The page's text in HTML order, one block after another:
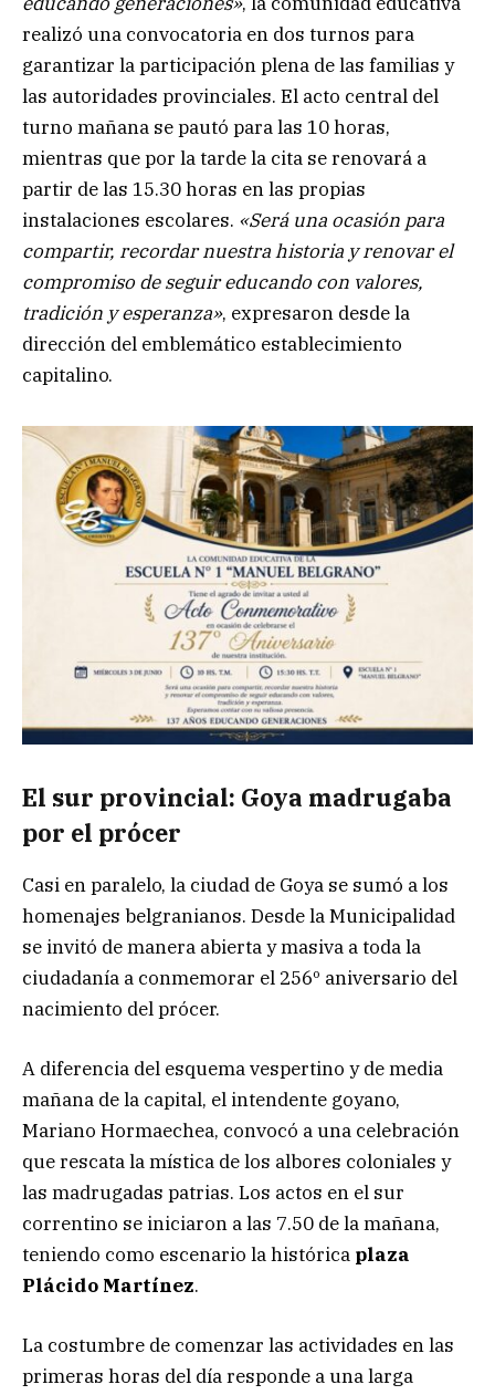
realizó una convocatoria en dos turnos para
garantizar la participación plena de las familias y
las autoridades provinciales. El acto central del
turno mañana se pautó para las 10 horas,
mientras que por la tarde la cita se renovará a
partir de las 15.30 horas en las propias
instalaciones escolares. «Será una ocasión para
compartir, recordar nuestra historia y renovar el
compromiso de seguir educando con valores,
tradición y esperanza», expresaron desde la
dirección del emblemático establecimiento
capitalino.
El sur provincial: Goya madrugaba
por el prócer
Casi en paralelo, la ciudad de Goya se sumó a los
homenajes belgranianos. Desde la Municipalidad
se invitó de manera abierta y masiva a toda la
ciudadanía a conmemorar el 256º aniversario del
nacimiento del prócer.
A diferencia del esquema vespertino y de media
mañana de la capital, el intendente goyano,
Mariano Hormaechea, convocó a una celebración
que rescata la mística de los albores coloniales y
las madrugadas patrias. Los actos en el sur
correntino se iniciaron a las 7.50 de la mañana,
teniendo como escenario la histórica plaza
Plácido Martínez.
La costumbre de comenzar las actividades en las
primeras horas del día responde a una larga